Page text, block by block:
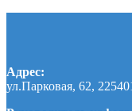
Адрес:
ул.Парковая, 62,